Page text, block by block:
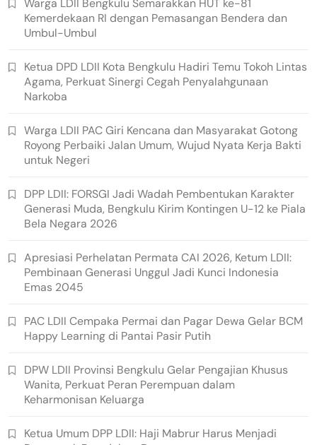
Warga LDII Bengkulu Semarakkan HUT ke-81
Kemerdekaan RI dengan Pemasangan Bendera dan
Umbul-Umbul
Ketua DPD LDII Kota Bengkulu Hadiri Temu Tokoh Lintas
Agama, Perkuat Sinergi Cegah Penyalahgunaan
Narkoba
Warga LDII PAC Giri Kencana dan Masyarakat Gotong
Royong Perbaiki Jalan Umum, Wujud Nyata Kerja Bakti
untuk Negeri
DPP LDII: FORSGI Jadi Wadah Pembentukan Karakter
Generasi Muda, Bengkulu Kirim Kontingen U-12 ke Piala
Bela Negara 2026
Apresiasi Perhelatan Permata CAI 2026, Ketum LDII:
Pembinaan Generasi Unggul Jadi Kunci Indonesia
Emas 2045
PAC LDII Cempaka Permai dan Pagar Dewa Gelar BCM
Happy Learning di Pantai Pasir Putih
DPW LDII Provinsi Bengkulu Gelar Pengajian Khusus
Wanita, Perkuat Peran Perempuan dalam
Keharmonisan Keluarga
Ketua Umum DPP LDII: Haji Mabrur Harus Menjadi